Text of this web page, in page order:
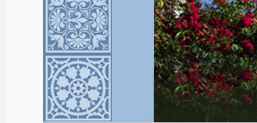
Просмотры
(8)